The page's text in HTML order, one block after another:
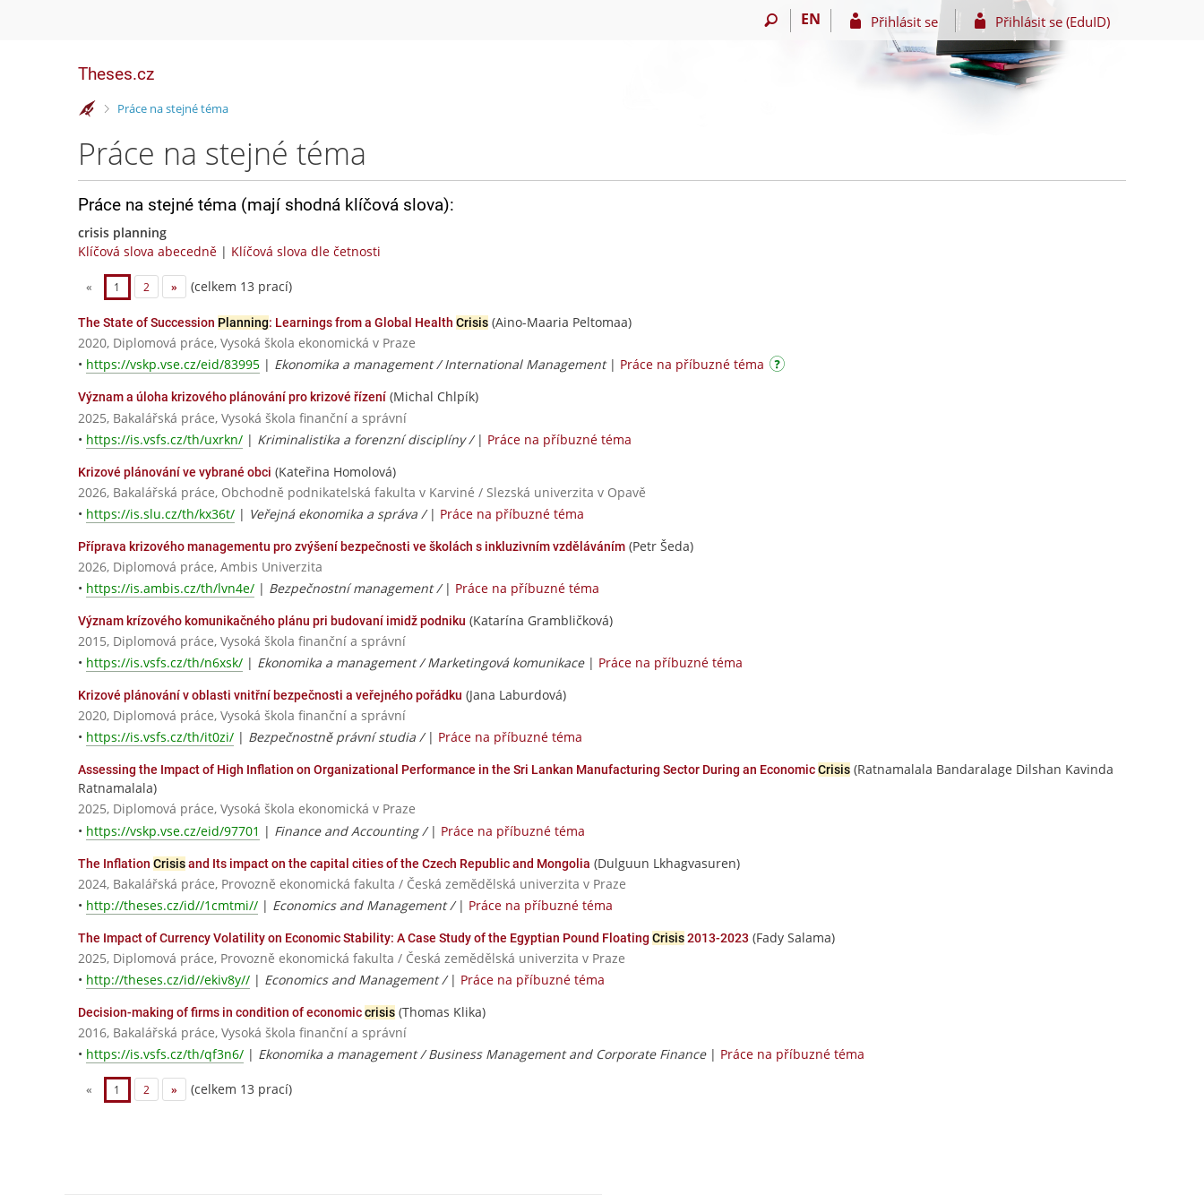
EN Přihlásit se Přihlásit se (EduID)
Theses.cz
>Práce na stejné téma
Práce na stejné téma
Práce na stejné téma (mají shodná klíčová slova):
crisis planning
Klíčová slova abecedně | Klíčová slova dle četnosti
« 1 2 » (celkem 13 prací)
The State of Succession Planning: Learnings from a Global Health Crisis (Aino-Maaria Peltomaa)
2020, Diplomová práce, Vysoká škola ekonomická v Praze
• https://vskp.vse.cz/eid/83995 | Ekonomika a management / International Management| Práce na příbuzné téma
Význam a úloha krizového plánování pro krizové řízení (Michal Chlpík)
2025, Bakalářská práce, Vysoká škola finanční a správní
• https://is.vsfs.cz/th/uxrkn/ | Kriminalistika a forenzní disciplíny / | Práce na příbuzné téma
Krizové plánování ve vybrané obci (Kateřina Homolová)
2026, Bakalářská práce, Obchodně podnikatelská fakulta v Karviné / Slezská univerzita v Opavě
• https://is.slu.cz/th/kx36t/ | Veřejná ekonomika a správa / | Práce na příbuzné téma
Příprava krizového managementu pro zvýšení bezpečnosti ve školách s inkluzivním vzděláváním (Petr Šeda)
2026, Diplomová práce, Ambis Univerzita
• https://is.ambis.cz/th/lvn4e/ | Bezpečnostní management / | Práce na příbuzné téma
Význam krízového komunikačného plánu pri budovaní imidž podniku (Katarína Grambličková)
2015, Diplomová práce, Vysoká škola finanční a správní
• https://is.vsfs.cz/th/n6xsk/ | Ekonomika a management / Marketingová komunikace| Práce na příbuzné téma
Krizové plánování v oblasti vnitřní bezpečnosti a veřejného pořádku (Jana Laburdová)
2020, Diplomová práce, Vysoká škola finanční a správní
• https://is.vsfs.cz/th/it0zi/ | Bezpečnostně právní studia / | Práce na příbuzné téma
Assessing the Impact of High Inflation on Organizational Performance in the Sri Lankan Manufacturing Sector During an EconomicCrisis (Ratnamalala Bandaralage Dilshan Kavinda
Ratnamalala)
2025, Diplomová práce, Vysoká škola ekonomická v Praze
• https://vskp.vse.cz/eid/97701 | Finance and Accounting / | Práce na příbuzné téma
The Inflation Crisisand Its impact on the capital cities of the Czech Republic and Mongolia (Dulguun Lkhagvasuren)
2024, Bakalářská práce, Provozně ekonomická fakulta / Česká zemědělská univerzita v Praze
• http://theses.cz/id//1cmtmi// | Economics and Management / | Práce na příbuzné téma
The Impact of Currency Volatility on Economic Stability: A Case Study of the Egyptian Pound Floating Crisis2013-2023 (Fady Salama)
2025, Diplomová práce, Provozně ekonomická fakulta / Česká zemědělská univerzita v Praze
• http://theses.cz/id//ekiv8y// | Economics and Management / | Práce na příbuzné téma
Decision-making of firms in condition of economiccrisis (Thomas Klika)
2016, Bakalářská práce, Vysoká škola finanční a správní
• https://is.vsfs.cz/th/qf3n6/ | Ekonomika a management / Business Management and Corporate Finance| Práce na příbuzné téma
« 1 2 » (celkem 13 prací)